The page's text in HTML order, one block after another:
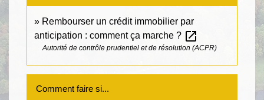
Rembourser un crédit immobilier par
anticipation : comment ça marche ? open_in_new
Autorité de contrôle prudentiel et de résolution (ACPR)
Comment faire si...